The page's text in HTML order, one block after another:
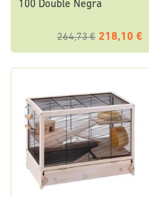
100 Double Negra
264,73 € 218,10 €